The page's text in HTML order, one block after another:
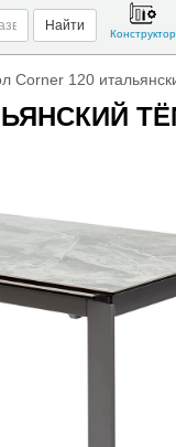
Найти
Конструктор
Corner 120